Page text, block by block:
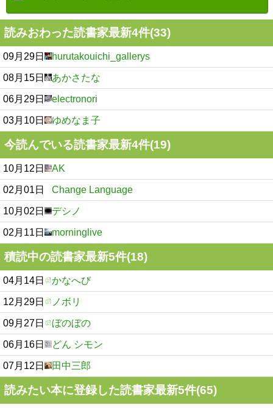
読みおわった読書家最新4件(33)
09月29日 hurutakouichi_gallerys
08月15日 あかさたな
06月29日 electronori
03月10日 ゆめなま子
今読んでいる読書家最新4件(19)
10月12日 AK
02月01日 Change Language
10月02日 デシノ
02月11日 morninglive
積読中の読書家最新5件(18)
04月14日 かなへび
12月29日 ノボリ
09月27日 ぼのぼの
06月16日 どん シモン
07月12日 田中三郎
読みたい本に登録した読書家最新5件(65)